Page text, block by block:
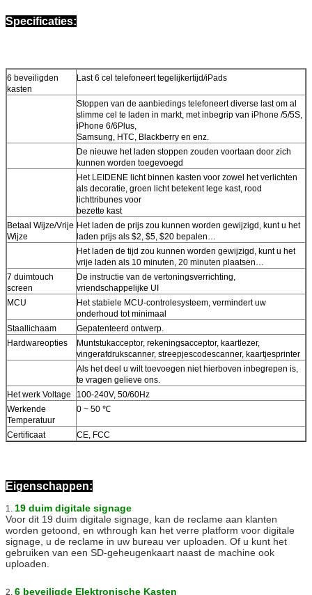
Laat een bericht achter
We bellen je snel terug!
Specificaties:
6 beveiligden
kasten
Last 6 cel telefoneert tegelijkertijd/iPads
Stoppen van de aanbiedings telefoneert diverse last om al
slimme cel te laden in markt, met inbegrip van iPhone /5/5S,
iPhone 6/6Plus,
Samsung, HTC, Blackberry en enz.
De nieuwe het laden stoppen zouden voortaan door zich
kunnen worden toegevoegd
Het LEIDENE licht binnen kasten voor zowel het verlichten
als decoratie, groen licht betekent lege kast, rood
lichttribunes voor
bezette kast
Betaal Wijze/Vrije
Wijze
Het laden de prijs zou kunnen worden gewijzigd, kunt u het
laden prijs als $2, $5, $20 bepalen…
Het laden de tijd zou kunnen worden gewijzigd, kunt u het
vrije laden als 10 minuten, 20 minuten plaatsen…
7 duimtouch
screen
De instructie van de vertoningsverrichting,
vriendschappelijke UI
MCU
Het stabiele MCU-controlesysteem, vermindert uw
onderhoud tot minimaal
Staallichaam
Gepatenteerd ontwerp.
Hardwareopties
Muntstukacceptor, rekeningsacceptor, kaartlezer,
vingerafdrukscanner, streepjescodescanner, kaartjesprinter
Als het deel u wilt toevoegen niet hierboven inbegrepen is,
te vragen gelieve ons.
Het werk Voltage
100-240V, 50/60Hz
Werkende
Temperatuur
0 ~ 50 ℃
Certificaat CE, FCC
Eigenschappen:
1. 19 duim digitale signage
Voor dit 19 duim digitale signage, kan de reclame aan klanten
worden getoond, en wthrough kan het verre platform voor digitale
signage, u de reclame in uw bureau ver uploaden. Of u kunt het
gebruiken van een SD-geheugenkaart naast de machine ook
uploaden.
2. 6 beveiligde Elektronische Kasten